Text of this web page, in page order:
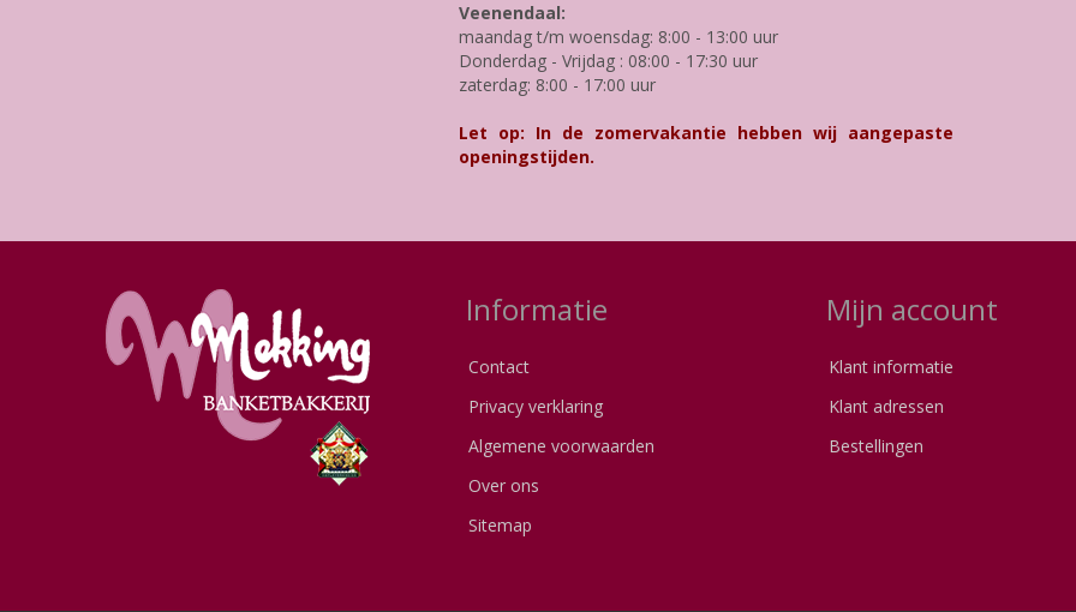
Veenendaal:
maandag t/m woensdag: 8:00 - 13:00 uur
Donderdag - Vrijdag : 08:00 - 17:30 uur
zaterdag: 8:00 - 17:00 uur
Let op: In de zomervakantie hebben wij aangepaste
openingstijden.
Informatie
Contact
Privacy verklaring
Algemene voorwaarden
Over ons
Sitemap
Mijn account
Klant informatie
Klant adressen
Bestellingen